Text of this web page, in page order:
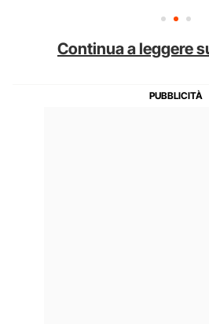
Continua a leggere